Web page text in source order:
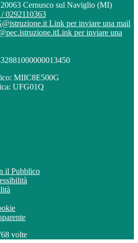
Cernusco sul Naviglio (MI)
0292110363
Link per inviare una mail
Link per inviare una
MIIC8E500G
UFG01Q
il Pubblico
volte